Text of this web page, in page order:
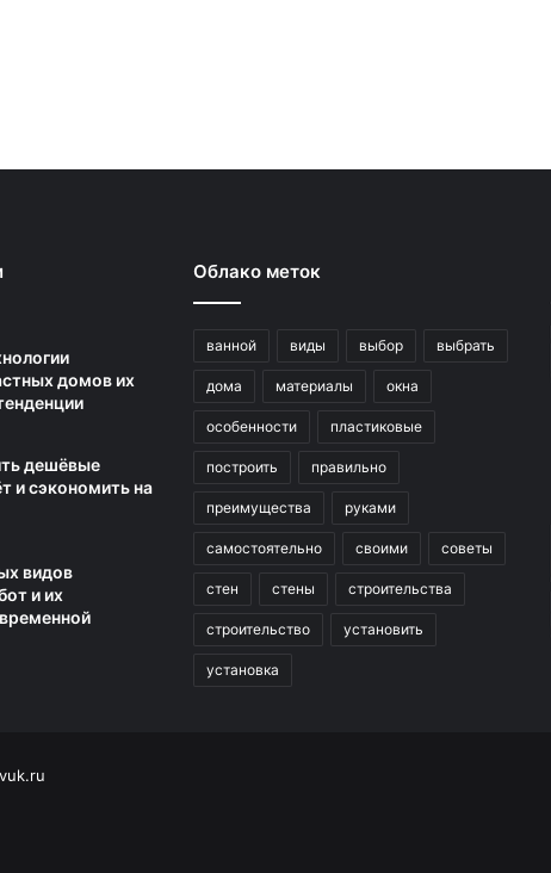
домов их
дешёвые
и сэкономить на
видов
и их
Облако меток
ванной виды выбор выбрать
дома материалы окна
особенности пластиковые
построить правильно
преимущества руками
самостоятельно своими советы
стен стены строительства
строительство установить
установка